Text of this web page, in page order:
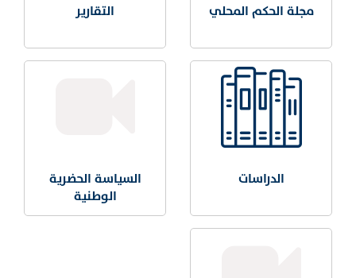
مجلة الحكم المحلي التقارير
الدراسات
السياسة الحضرية
الوطنية